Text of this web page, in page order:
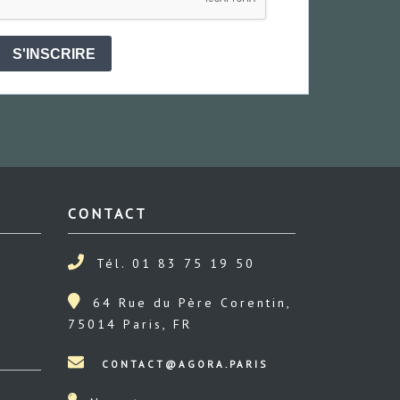
S'INSCRIRE
CONTACT
Tél. 01 83 75 19 50
64 Rue du Père Corentin,
75014 Paris, FR